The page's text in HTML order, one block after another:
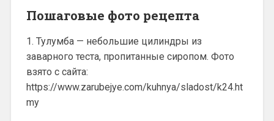
Пошаговые фото рецепта
1. Тулумба — небольшие цилиндры из
заварного теста, пропитанные сиропом. Фото
взято с сайта:
https://www.zarubejye.com/kuhnya/sladost/k24.ht
mу